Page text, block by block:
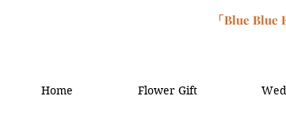
「Blue
2025
Home Flower Gift